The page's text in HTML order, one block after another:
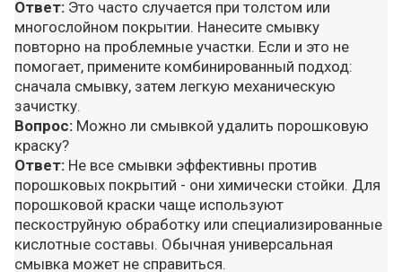
Ответ: Это часто случается при толстом или
многослойном покрытии. Нанесите смывку
повторно на проблемные участки. Если и это не
помогает, примените комбинированный подход:
сначала смывку, затем легкую механическую
зачистку.
Вопрос: Можно ли смывкой удалить порошковую
краску?
Ответ: Не все смывки эффективны против
порошковых покрытий - они химически стойки. Для
порошковой краски чаще используют
пескоструйную обработку или специализированные
кислотные составы. Обычная универсальная
смывка может не справиться.